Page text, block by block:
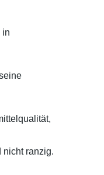
in
nicht ranzig.